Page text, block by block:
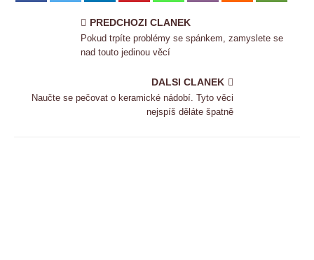
PREDCHOZI CLANEK
Pokud trpíte problémy se spánkem, zamyslete se
nad touto jedinou věcí
DALSI CLANEK
Naučte se pečovat o keramické nádobí. Tyto věci
nejspíš děláte špatně